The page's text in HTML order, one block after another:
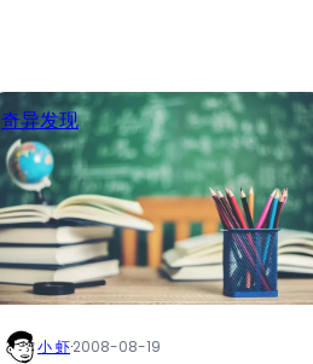
奇异发现
小 虾·2008-08-19